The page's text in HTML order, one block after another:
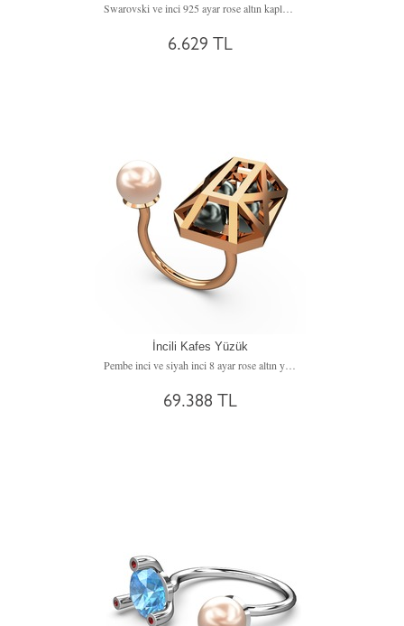
Swarovski ve inci 925 ayar rose altın kaplama gümüş kolye (40 cm gümüş rolo zincir)
6.629 TL
İncili Kafes Yüzük
Pembe inci ve siyah inci 8 ayar rose altın yüzük
69.388 TL